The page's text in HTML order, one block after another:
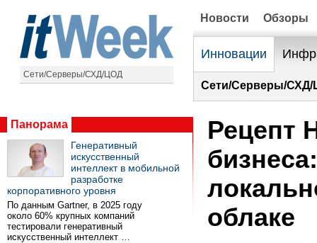
Сети/Серверы/СХД/ЦОД
Новости Обзоры
Инновации
Сети/Серверы/
Панорама
Генеративный
искусственный
интеллект в мобильной
разработке
корпоративного уровня
По данным Gartner, в 2025 году
около 60% крупных компаний
тестировали генеративный
искусственный интеллект …
Рецепт
облаке